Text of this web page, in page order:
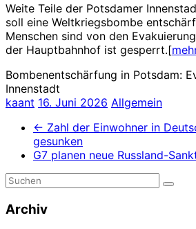
Weite Teile der Potsdamer
soll eine Weltkriegsbombe
Menschen sind von den
der Hauptbahnhof ist gesperrt.[
Bombenentschärfung in Potsdam:
Innenstadt
kaant 16. Juni 2026 Allgemein
← Zahl der Einwohner in
gesunken
G7 planen neue Russland-
Archiv